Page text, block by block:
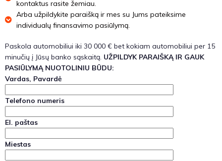
kontaktus rasite žemiau.
Arba užpildykite paraišką ir mes su Jums pateiksime
individualų finansavimo pasiūlymą.
Paskola automobiliui iki 30 000 € bet kokiam automobiliui per 15
minučių į Jūsų banko sąskaitą. UŽPILDYK PARAIŠKĄ IR GAUK
PASIŪLYMĄ NUOTOLINIU BŪDU:
Vardas, Pavardė
Telefono numeris
El. paštas
Miestas